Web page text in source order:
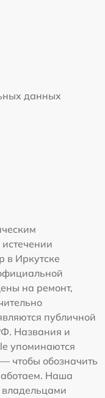
данных
в Иркутске
на ремонт,
публичной
Названия и
упоминаются
чтобы обозначить
Наша